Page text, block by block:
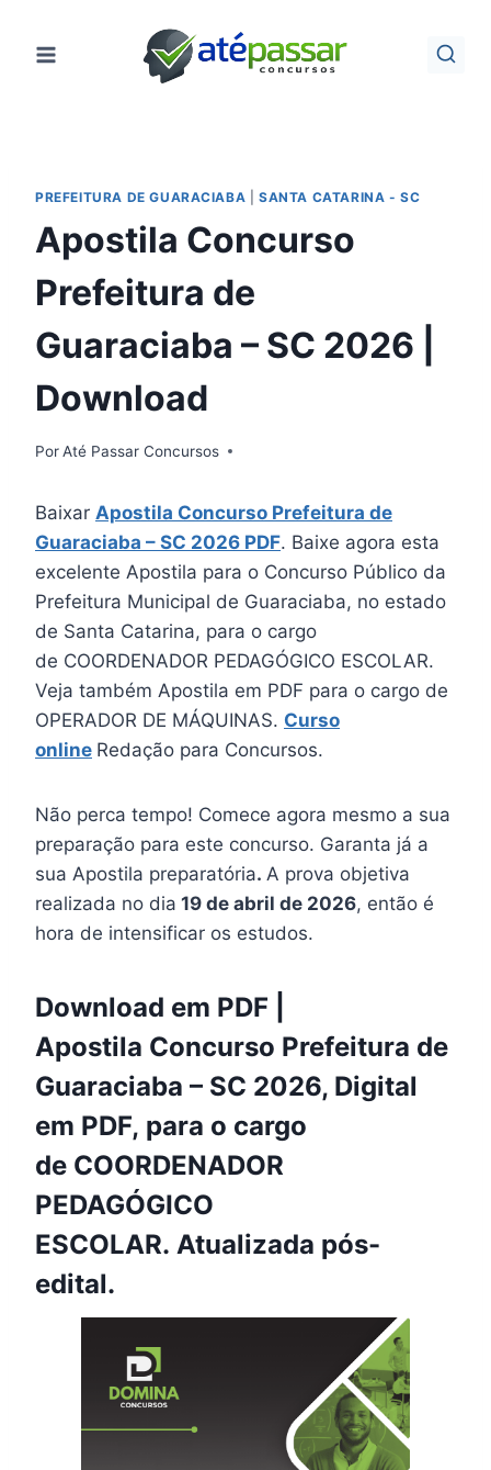
para
PREFEITURA DE GUARACIABA |SANTA CATARINA - SC
Apostila Concurso
Prefeitura de
Guaraciaba – SC 2026 |
Download
PorAté Passar Concursos
Baixar Apostila Concurso Prefeitura de
Guaraciaba – SC 2026 PDF. Baixe agora esta
excelente Apostila para o Concurso Público da
Prefeitura Municipal de Guaraciaba, no estado
de Santa Catarina, para o cargo
de COORDENADOR PEDAGÓGICO ESCOLAR.
Veja também Apostila em PDF para o cargo de
OPERADOR DE MÁQUINAS. Curso
online Redação para Concursos.
Não perca tempo! Comece agora mesmo a sua
preparação para este concurso. Garanta já a
sua Apostila preparatória. A prova objetiva
realizada no dia 19 de abril de 2026, então é
hora de intensificar os estudos.
Download em PDF |
Apostila Concurso Prefeitura de
Guaraciaba – SC 2026, Digital
em PDF, para o cargo
de COORDENADOR
PEDAGÓGICO
ESCOLAR. Atualizada pós-
edital.